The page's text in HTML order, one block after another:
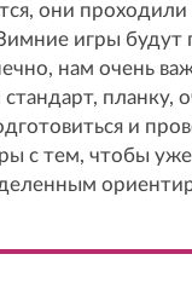
они проходили
игры будут
нам очень
планку,
и
с тем, чтобы